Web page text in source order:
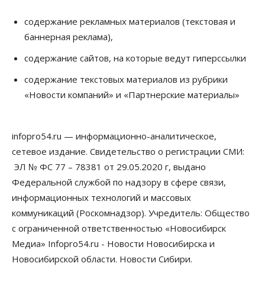
Общество
Новосибирцы будут получать квитанции за ЖКУ
по-новому
Бизнес
В Новосибирской области резко
сократился грузооборот в автоперевозках
Общество
В Новосибирске прошёл митинг
против нового закона о памятниках
07 Августа 2026, 18:00
В аэропорту Толмачёво завершены работы по
бетонированию рулежных дорожек
07 Августа 2026, 17:00
Бизнес Недвижимость
Новосибирцы стали реже оформлять
содержание рекламных материалов (текстовая и
баннерная реклама),
содержание сайтов, на которые ведут гиперссылки
содержание текстовых материалов из рубрики
«Новости компаний» и «Партнерские материалы»
infopro54.ru — информационно-аналитическое,
сетевое издание. Свидетельство о регистрации СМИ:
ЭЛ № ФС 77 – 78381 от 29.05.2020 г, выдано
Федеральной службой по надзору в сфере связи,
информационных технологий и массовых
коммуникаций (Роскомнадзор). Учредитель: Общество
с ограниченной ответственностью «Новосибирск
Медиа» Infopro54.ru - Новости Новосибирска и
Новосибирской области. Новости Сибири.